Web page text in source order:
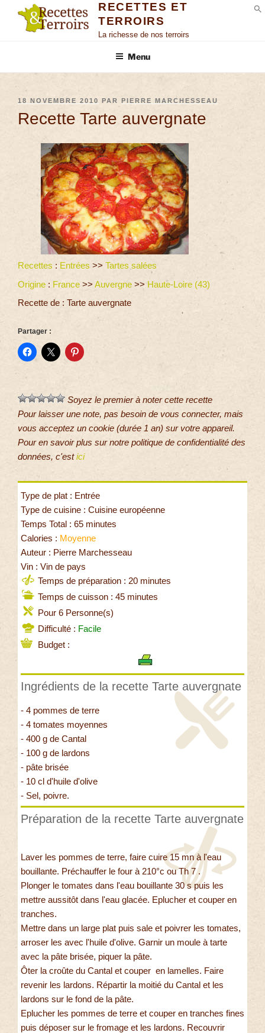
RECETTES ET
TERROIRS
La richesse de nos terroirs
Menu
18 NOVEMBRE 2010 PAR PIERRE MARCHESSEAU
Recette Tarte auvergnate
Recettes : Entrées >> Tartes salées
Origine : France >> Auvergne >> Haute-Loire (43)
Recette de : Tarte auvergnate
Partager :
Soyez le premier à noter cette recette
Pour laisser une note, pas besoin de vous connecter, mais
vous acceptez un cookie (durée 1 an) sur votre appareil.
Pour en savoir plus sur notre politique de confidentialité des
données, c'estici
Type de plat : Entrée
Type de cuisine : Cuisine européenne
Temps Total : 65 minutes
Calories : Moyenne
Auteur : Pierre Marchesseau
Vin : Vin de pays
Temps de préparation : 20 minutes
Temps de cuisson : 45 minutes
Pour 6 Personne(s)
Difficulté : Facile
Budget :
Ingrédients de la recette Tarte auvergnate
- 4 pommes de terre
- 4 tomates moyennes
- 400 g de Cantal
- 100 g de lardons
- pâte brisée
- 10 cl d'huile d'olive
- Sel, poivre.
Préparation de la recette Tarte auvergnate
Laver les pommes de terre, faire cuire 15 mn à l'eau
bouillante. Préchauffer le four à 210°c ou Th 7 .
Plonger le tomates dans l'eau bouillante 30 s puis les
mettre aussitôt dans l'eau glacée. Eplucher et couper en
tranches.
Mettre dans un large plat puis sale et poivrer les tomates,
arroser les avec l'huile d'olive. Garnir un moule à tarte
avec la pâte brisée, piquer la pâte.
Ôter la croûte du Cantal et couper en lamelles. Faire
revenir les lardons. Répartir la moitié du Cantal et les
lardons sur le fond de la pâte.
Eplucher les pommes de terre et couper en tranches fines
puis déposer sur le fromage et les lardons. Recouvrir